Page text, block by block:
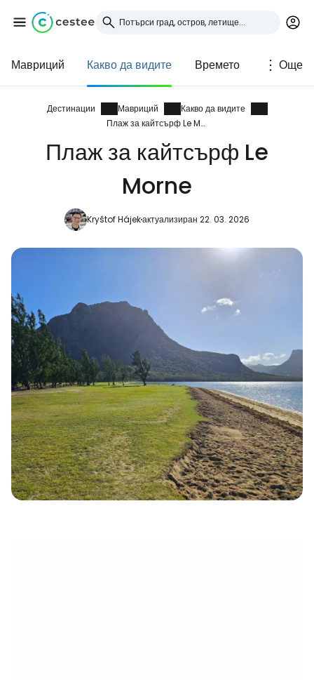
Мавриций Какво да видите Времето Още
Дестинации Мавриций
Какво да видите
Плаж за кайтсърф Le Morne
Плаж за кайтсърф Le
Morne
Kryštof Hájekактуализиран 22. 03. 2026
Влезте в Cestee
... световната общност на туристите
Продължете с Google
Продължете с Facebook